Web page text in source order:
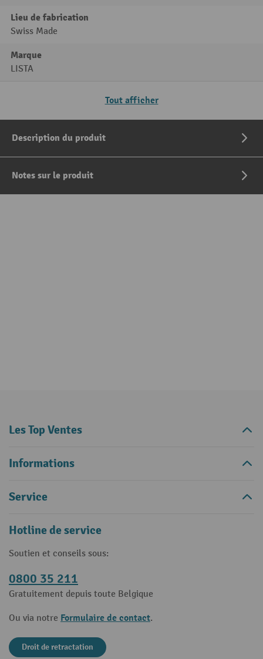
Lieu de fabrication
Swiss Made
Marque
LISTA
Tout afficher
Description du produit
Notes sur le produit
Les Top Ventes
Informations
Service
Hotline de service
Soutien et conseils sous:
0800 35 211
Gratuitement depuis toute Belgique
Ou via notre Formulaire de contact.
Droit de retractation